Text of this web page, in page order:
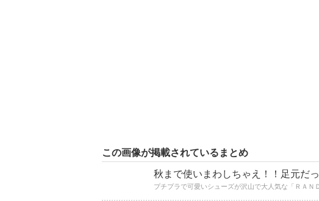
この画像が掲載されているまとめ
秋まで使いまわしちゃえ！！足元だ
プチプラで可愛いシューズが沢山で大人気な「ＲＡＮ